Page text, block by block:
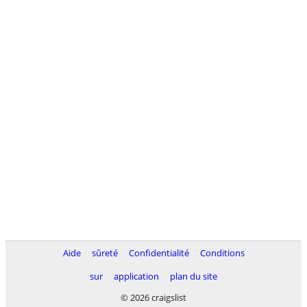
Aide sûreté Confidentialité
Conditions
sur
application
plan du site
© 2026 craigslist